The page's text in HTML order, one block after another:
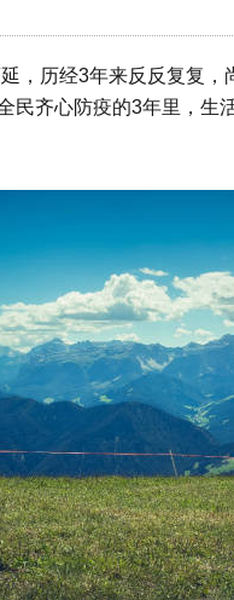
，历经3年来反反复复
民齐心防疫的3年里，生